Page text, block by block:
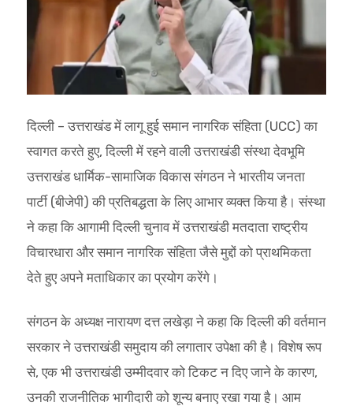
दिल्ली – उत्तराखंड में लागू हुई समान नागरिक संहिता (UCC) का
स्वागत करते हुए, दिल्ली में रहने वाली उत्तराखंडी संस्था देवभूमि
उत्तराखंड धार्मिक-सामाजिक विकास संगठन ने भारतीय जनता
पार्टी (बीजेपी) की प्रतिबद्धता के लिए आभार व्यक्त किया है। संस्था
ने कहा कि आगामी दिल्ली चुनाव में उत्तराखंडी मतदाता राष्ट्रीय
विचारधारा और समान नागरिक संहिता जैसे मुद्दों को प्राथमिकता
देते हुए अपने मताधिकार का प्रयोग करेंगे।
संगठन के अध्यक्ष नारायण दत्त लखेड़ा ने कहा कि दिल्ली की वर्तमान
सरकार ने उत्तराखंडी समुदाय की लगातार उपेक्षा की है। विशेष रूप
से, एक भी उत्तराखंडी उम्मीदवार को टिकट न दिए जाने के कारण,
उनकी राजनीतिक भागीदारी को शून्य बनाए रखा गया है। आम